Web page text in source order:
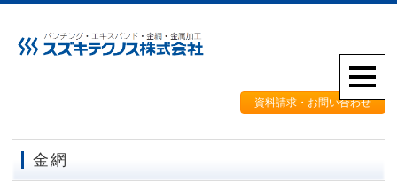
資料請求・お問い合わせ
金網